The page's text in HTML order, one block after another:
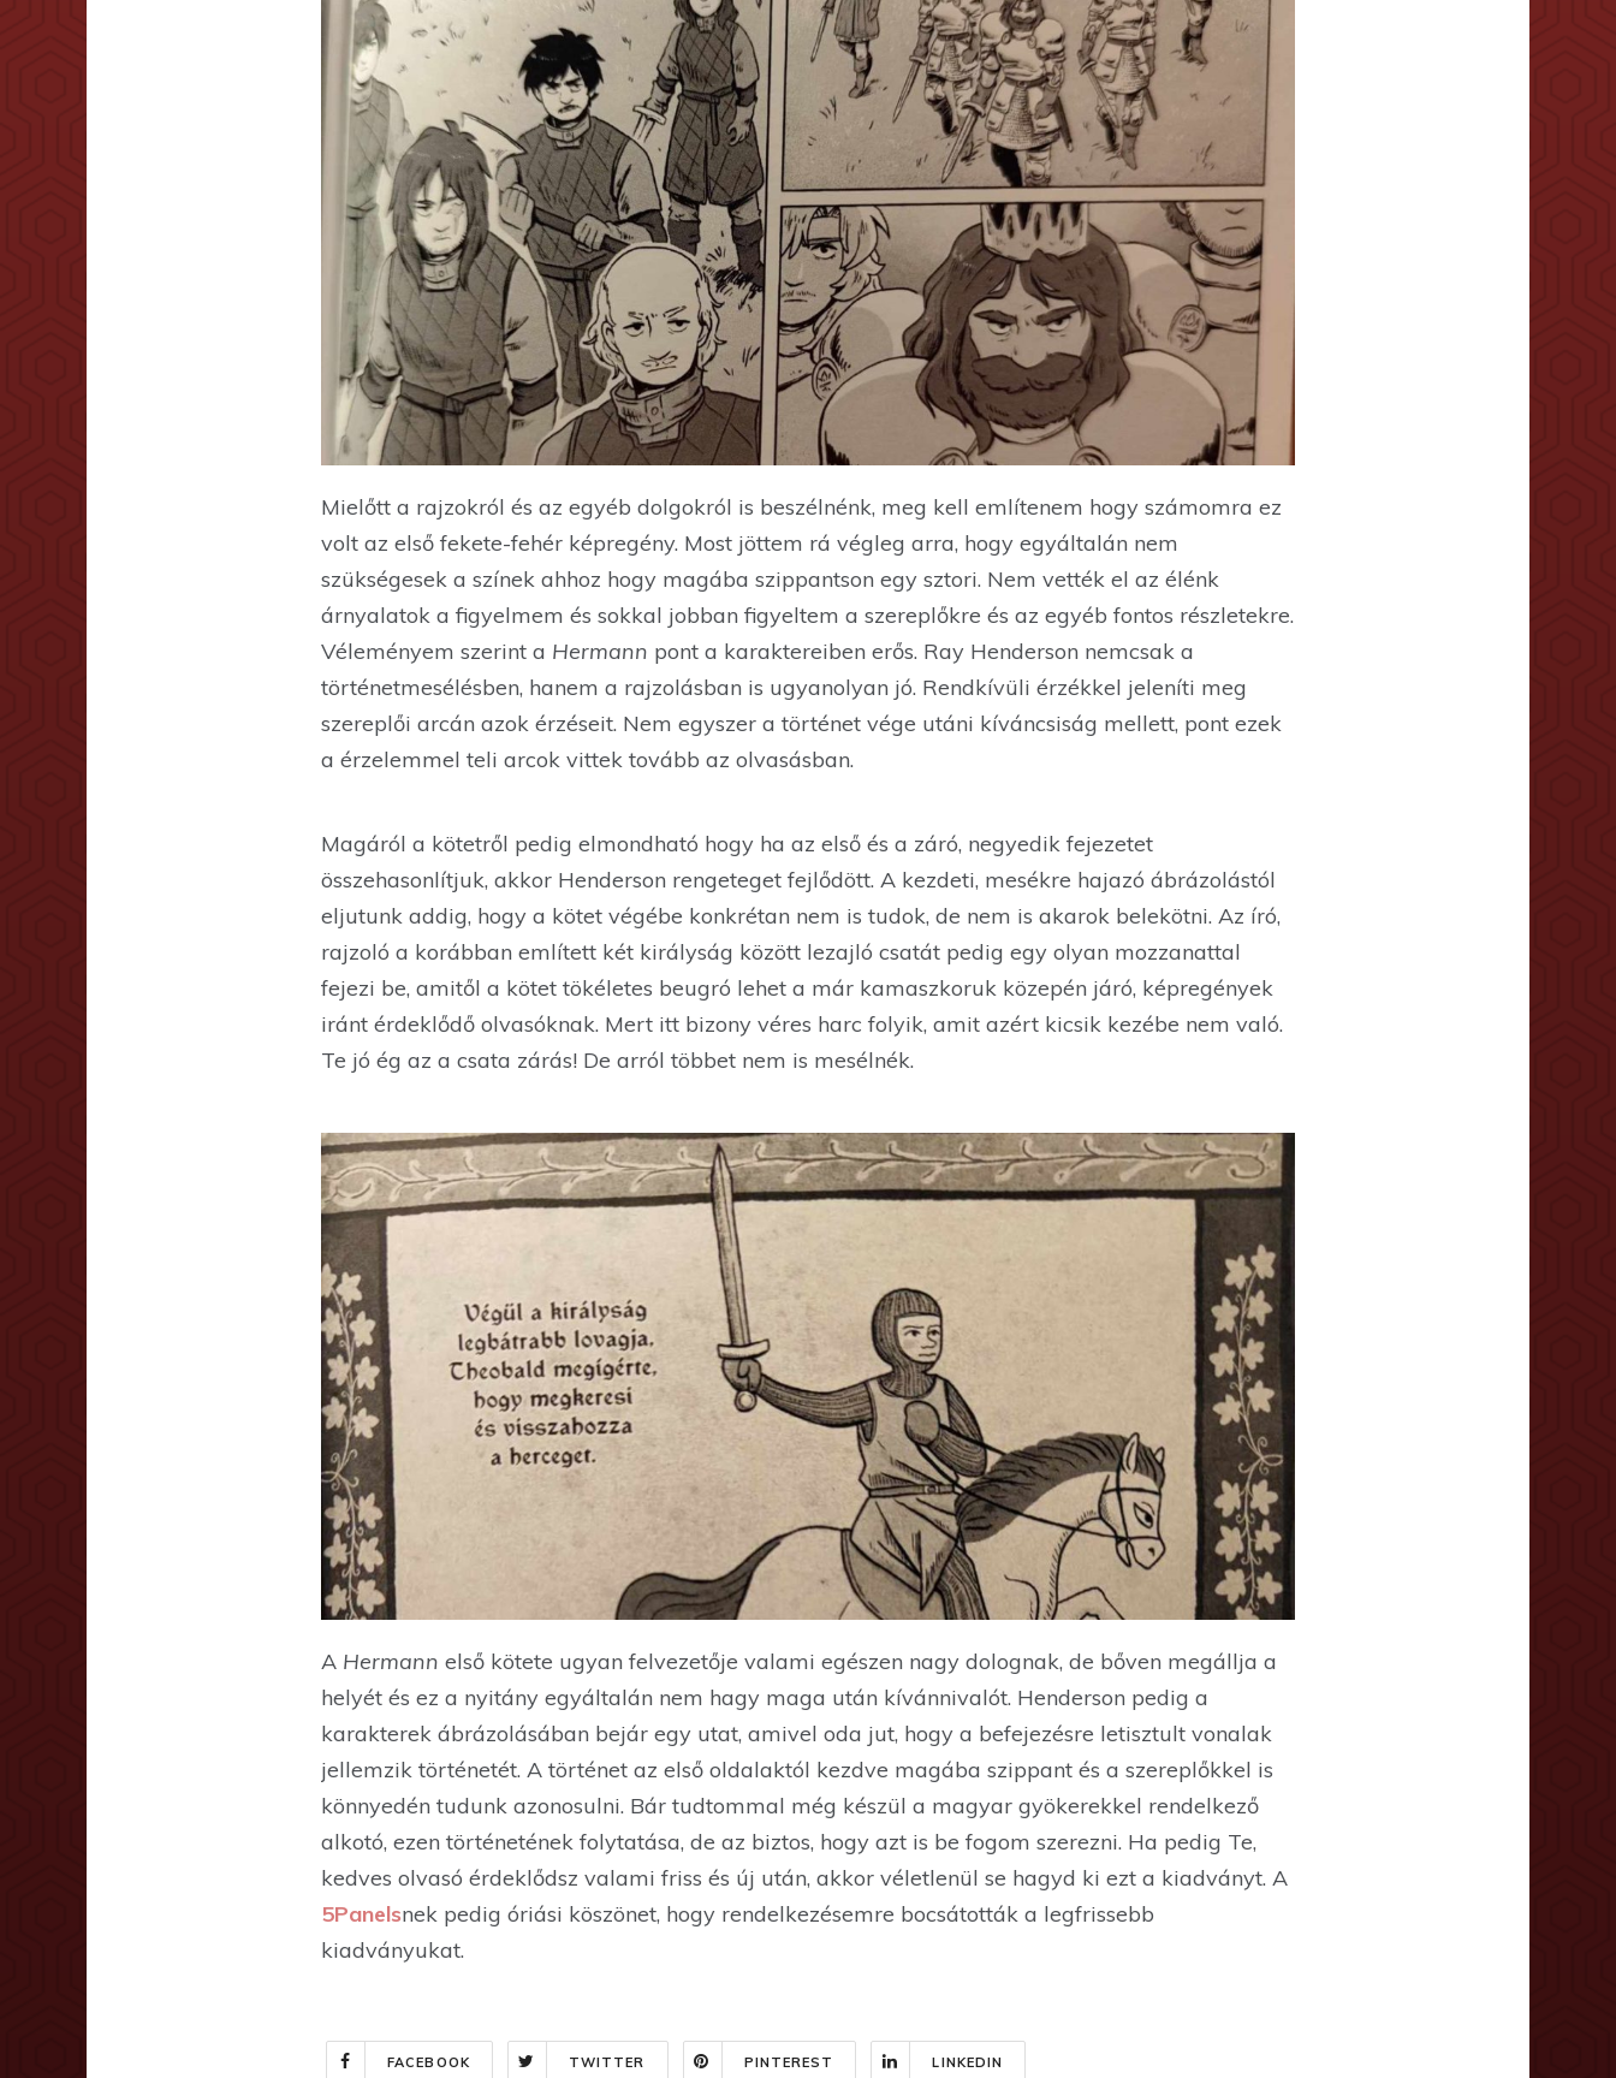
Mielőtt a rajzokról és az egyéb dolgokról is beszélnénk, meg kell említenem hogy számomra ez
volt az első fekete-fehér képregény. Most jöttem rá végleg arra, hogy egyáltalán nem
szükségesek a színek ahhoz hogy magába szippantson egy sztori. Nem vették el az élénk
árnyalatok a figyelmem és sokkal jobban figyeltem a szereplőkre és az egyéb fontos részletekre.
Véleményem szerint a Hermann pont a karaktereiben erős. Ray Henderson nemcsak a
történetmesélésben, hanem a rajzolásban is ugyanolyan jó. Rendkívüli érzékkel jeleníti meg
szereplői arcán azok érzéseit. Nem egyszer a történet vége utáni kíváncsiság mellett, pont ezek
a érzelemmel teli arcok vittek tovább az olvasásban.
Magáról a kötetről pedig elmondható hogy ha az első és a záró, negyedik fejezetet
összehasonlítjuk, akkor Henderson rengeteget fejlődött. A kezdeti, mesékre hajazó ábrázolástól
eljutunk addig, hogy a kötet végébe konkrétan nem is tudok, de nem is akarok belekötni. Az író,
rajzoló a korábban említett két királyság között lezajló csatát pedig egy olyan mozzanattal
fejezi be, amitől a kötet tökéletes beugró lehet a már kamaszkoruk közepén járó, képregények
iránt érdeklődő olvasóknak. Mert itt bizony véres harc folyik, amit azért kicsik kezébe nem való.
Te jó ég az a csata zárás! De arról többet nem is mesélnék.
A Hermann első kötete ugyan felvezetője valami egészen nagy dolognak, de bőven megállja a
helyét és ez a nyitány egyáltalán nem hagy maga után kívánnivalót. Henderson pedig a
karakterek ábrázolásában bejár egy utat, amivel oda jut, hogy a befejezésre letisztult vonalak
jellemzik történetét. A történet az első oldalaktól kezdve magába szippant és a szereplőkkel is
könnyedén tudunk azonosulni. Bár tudtommal még készül a magyar gyökerekkel rendelkező
alkotó, ezen történetének folytatása, de az biztos, hogy azt is be fogom szerezni. Ha pedig Te,
kedves olvasó érdeklődsz valami friss és új után, akkor véletlenül se hagyd ki ezt a kiadványt. A
5Panelsnek pedig óriási köszönet, hogy rendelkezésemre bocsátották a legfrissebb
kiadványukat.
FACEBOOK TWITTER PINTEREST LINKEDIN